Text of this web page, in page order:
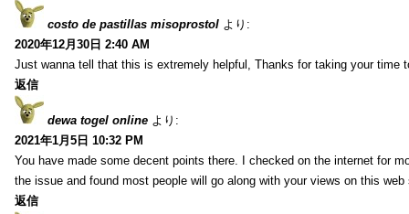
costo de pastillas misoprostol より:
2020年12月30日 2:40 AM
Just wanna tell that this is extremely helpful, Thanks for taking your time
返信
dewa togel online より:
2021年1月5日 10:32 PM
You have made some decent points there. I checked on the internet for
the issue and found most people will go along with your views on this web
返信